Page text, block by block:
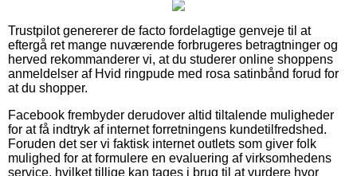
Trustpilot genererer de facto fordelagtige genveje til at
eftergå ret mange nuværende forbrugeres betragtninger og
herved rekommanderer vi, at du studerer online shoppens
anmeldelser af Hvid ringpude med rosa satinbånd forud for
at du shopper.
Facebook frembyder derudover altid tiltalende muligheder
for at få indtryk af internet forretningens kundetilfredshed.
Foruden det ser vi faktisk internet outlets som giver folk
mulighed for at formulere en evaluering af virksomhedens
service, hvilket tillige kan tages i brug til at vurdere hvor